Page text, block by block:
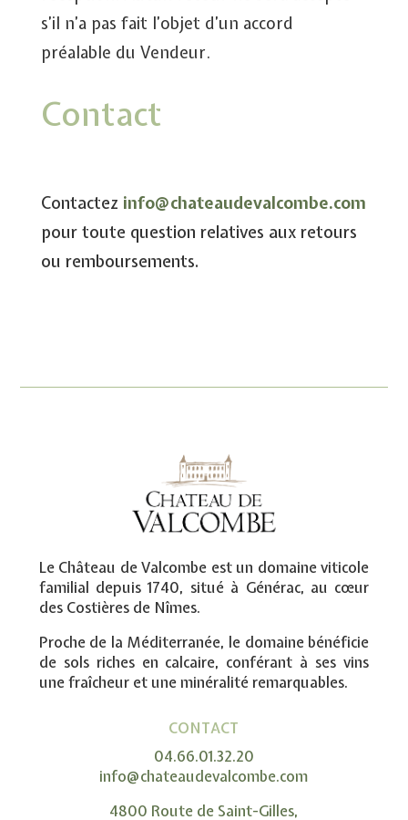
s’il n’a pas fait l’objet d’un accord
préalable du Vendeur.
Contact
Contactez info@chateaudevalcombe.com
pour toute question relatives aux retours
ou remboursements.
Le Château de Valcombe est un domaine viticole
familial depuis 1740, situé à Générac, au cœur
des Costières de Nîmes.
Proche de la Méditerranée, le domaine bénéficie
de sols riches en calcaire, conférant à ses vins
une fraîcheur et une minéralité remarquables.
CONTACT
04.66.01.32.20
info@chateaudevalcombe.com
4800 Route de Saint-Gilles,